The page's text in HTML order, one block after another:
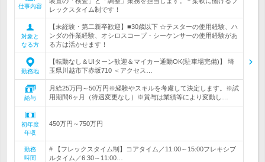
仕事内容
レックスタイム制です！
対象と
なる方
【未経験・第二新卒歓迎】■30歳以下 ☆テスターの使用経験、ハ
ンダの作業経験、オシロスコープ・シーケンサーの使用経験があ
る方は活かせます！
勤務地
【転勤なし＆UIターン歓迎＆マイカー通勤OK(駐車場完備)】 埼
玉県川越市下赤坂710 ＜アクセス…
給与
月給25万円～50万円※経験やスキルを考慮して決定します。※試
用期間6ヶ月（待遇変更なし）※賞与は業績等により変動し…
初年度
年収
450万円～750万円
勤務
時間
# 【フレックスタイム制】コアタイム／11:00～15:00フレキシブ
ルタイム／6:30～11:00…